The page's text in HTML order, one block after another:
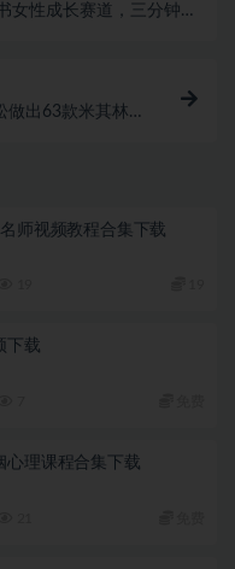
女性成长赛道，三分钟制
做出63款米其林
师视频教程合集下载
下载
心理课程合集下载